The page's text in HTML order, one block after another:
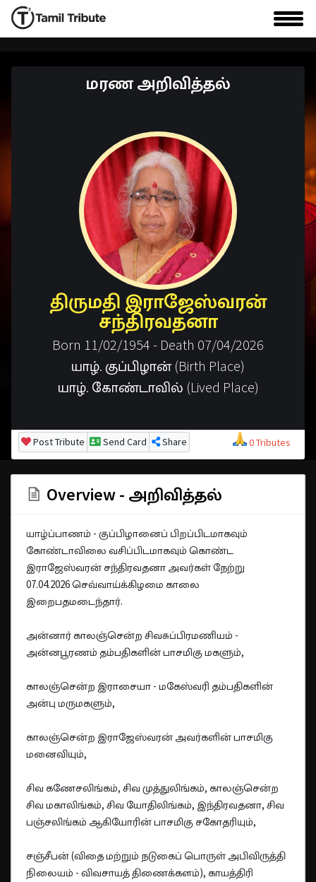
மரண அறிவித்தல்
திருமதி இராஜேஸ்வரன்
சந்திரவதனா
Born 11/02/1954 - Death 07/04/2026
யாழ். குப்பிழான் (Birth Place)
யாழ். கோண்டாவில் (Lived Place)
Post Tribute Send Card Share 0 Tributes
Overview - அறிவித்தல்
யாழ்ப்பாணம் - குப்பிழானைப் பிறப்பிடமாகவும்
கோண்டாவிலை வசிப்பிடமாகவும் கொண்ட
இராஜேஸ்வரன் சந்திரவதனா அவர்கள் நேற்று
07.04.2026 செவ்வாய்க்கிழமை காலை
இறைபதமடைந்தார்.
அன்னார் காலஞ்சென்ற சிவசுப்பிரமணியம் -
அன்னபூரணம் தம்பதிகளின் பாசமிகு மகளும்,
காலஞ்சென்ற இராசையா - மகேஸ்வரி தம்பதிகளின்
அன்பு மருமகளும்,
காலஞ்சென்ற இராஜேஸ்வரன் அவர்களின் பாசமிகு
மனைவியும்,
சிவ கணேசலிங்கம், சிவ முத்துலிங்கம், காலஞ்சென்ற
சிவ மகாலிங்கம், சிவ யோதிலிங்கம், இந்திரவதனா, சிவ
பஞ்சலிங்கம் ஆகியோரின் பாசமிகு சகோதரியும்,
சஞ்சீபன் (விதை மற்றும் நடுகைப் பொருள் அபிவிருத்தி
நிலையம் - விவசாயத் திணைக்களம்), காயத்திரி